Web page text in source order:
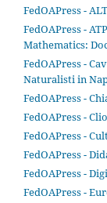
FedOAPress -
FedOAPress -
Mathematics:
FedOAPress -
Naturalisti in
FedOAPress -
FedOAPress - Clio
FedOAPress -
FedOAPress -
FedOAPress -
FedOAPress -